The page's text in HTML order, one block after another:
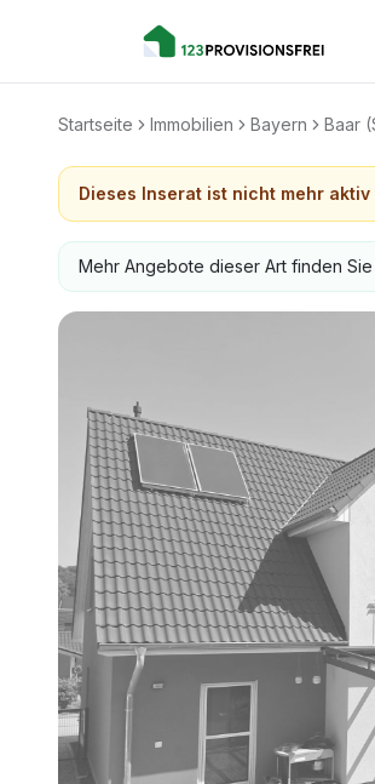
Startseite Immobilien Bayern Baar
Dieses Inserat ist nicht mehr aktiv
Mehr Angebote dieser Art finden Sie